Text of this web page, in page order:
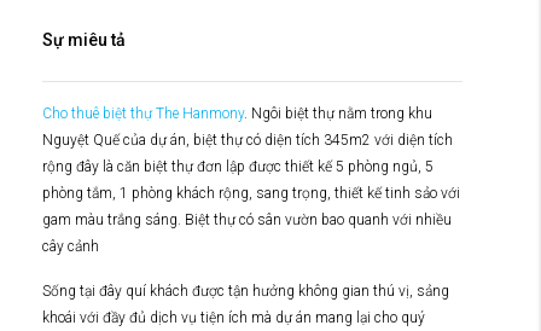
Sự miêu tả
Cho thuê biệt thự The Hanmony. Ngôi biệt thự nằm trong khu
Nguyệt Quế của dự án, biệt thự có diện tích 345m2 với diện tích
rộng đây là căn biệt thự đơn lập được thiết kế 5 phòng ngủ, 5
phòng tắm, 1 phòng khách rộng, sang trọng, thiết kế tinh sảo với
gam màu trắng sáng. Biệt thự có sân vườn bao quanh với nhiều
cây cảnh
Sống tại đây quí khách được tận hưởng không gian thú vị, sảng
khoái với đầy đủ dịch vụ tiện ích mà dự án mang lại cho quý